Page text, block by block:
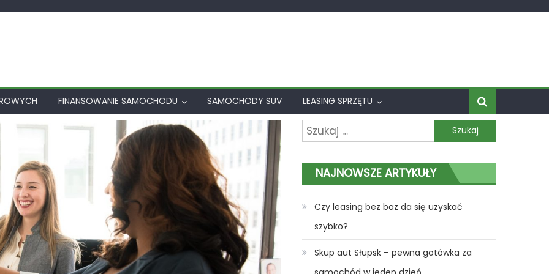
FINANSOWANIE SAMOCHODU SAMOCHODY SUV LEASING SPRZĘTU
Szukaj:
NAJNOWSZE ARTYKUŁY
Czy leasing bez baz da się uzyskać
szybko?
Skup aut Słupsk – pewna gotówka za